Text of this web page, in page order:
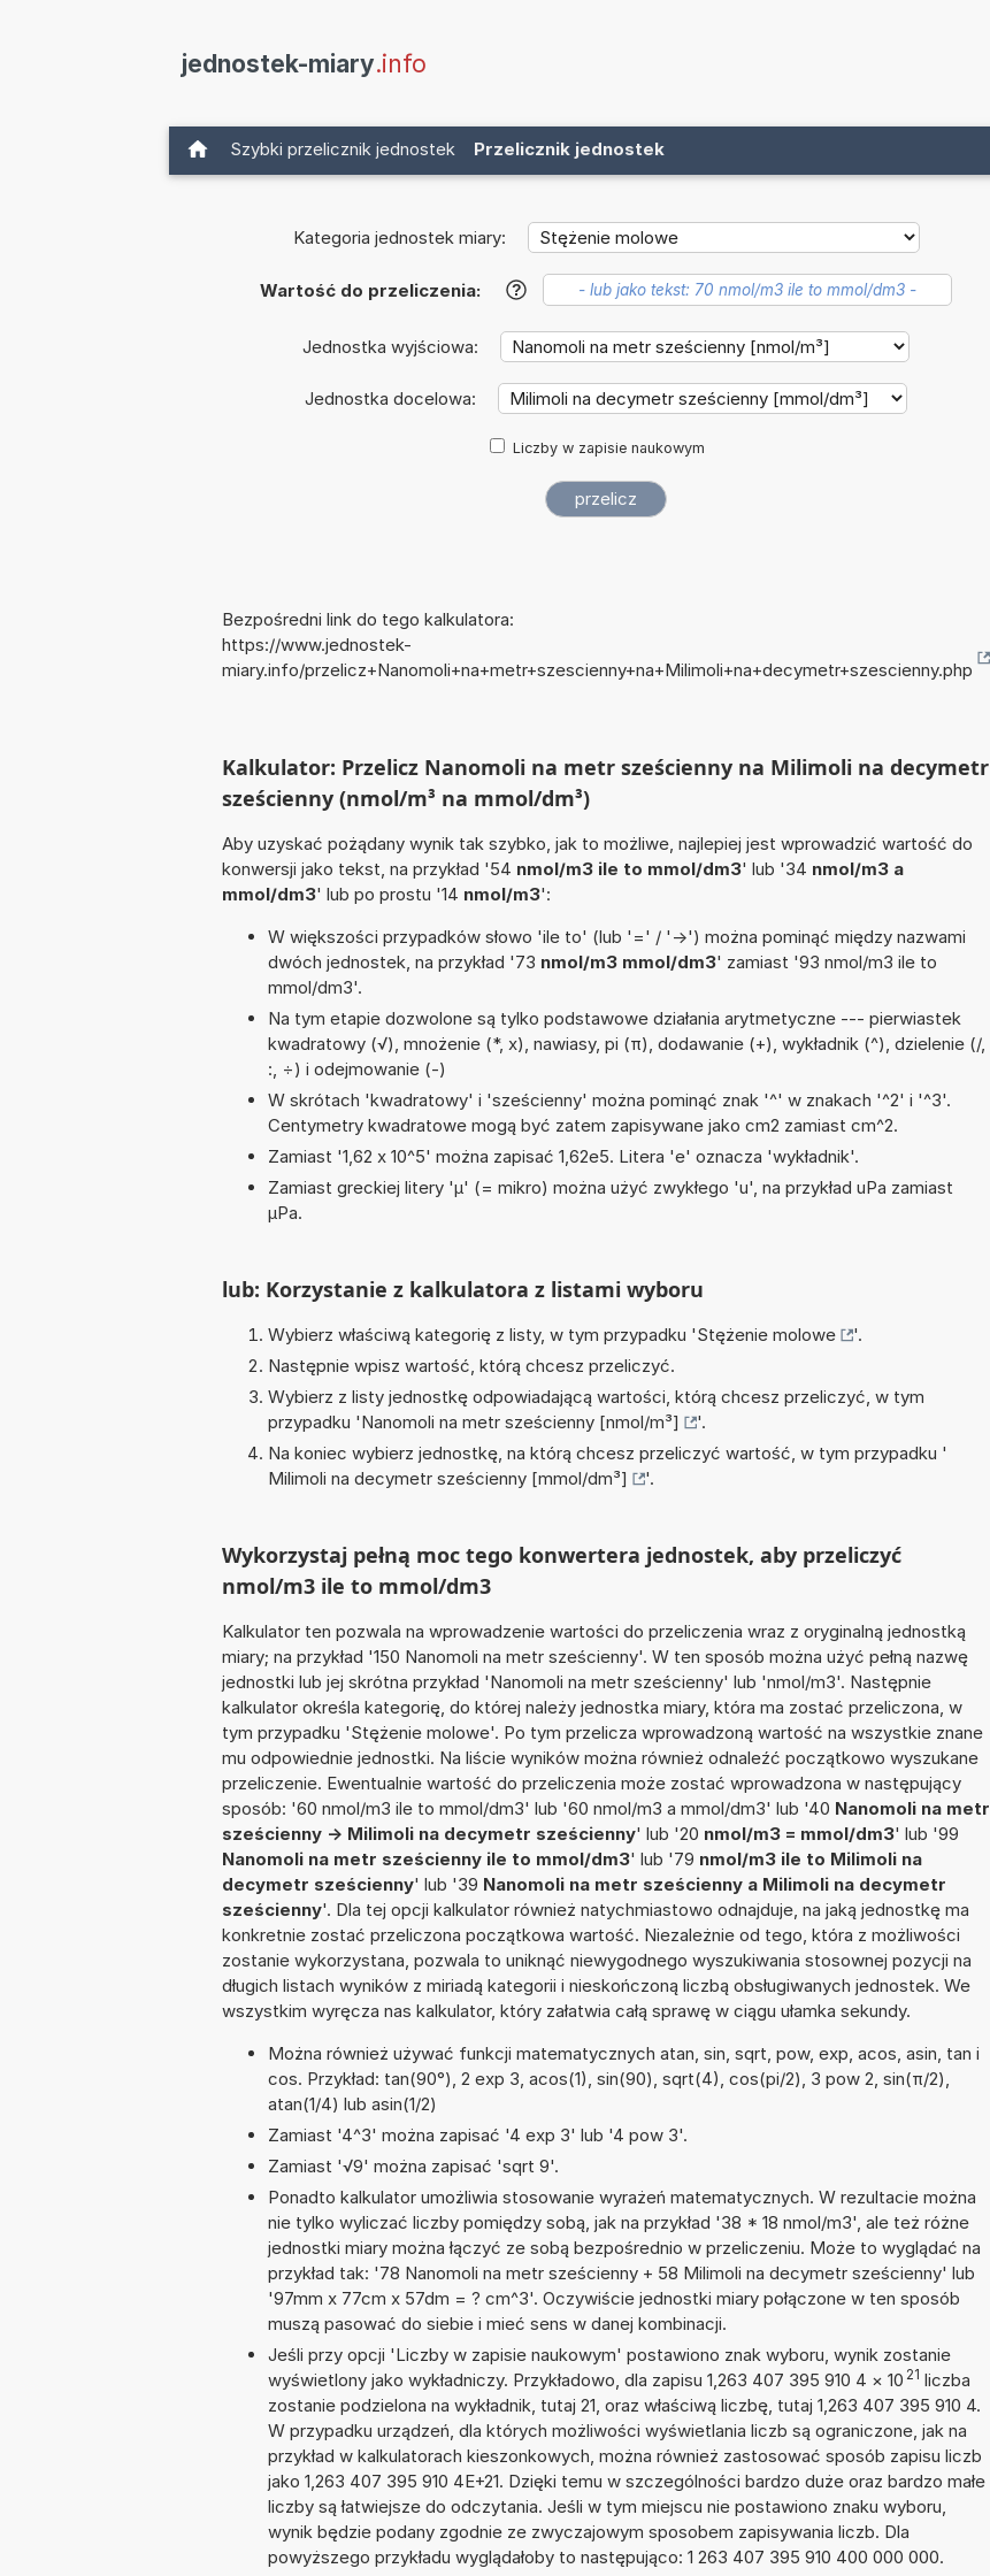
jednostek-miary.info
Szybki przelicznik jednostek Przelicznik jednostek
Kategoria jednostek miary:
Wartość do przeliczenia: ?
Jednostka wyjściowa:
Jednostka docelowa:
Liczby w zapisie naukowym
Bezpośredni link do tego kalkulatora:
https://www.jednostek-
miary.info/przelicz+Nanomoli+na+metr+szescienny+na+Milimoli+na+decymetr+szescienny.php
Kalkulator: Przelicz Nanomoli na metr sześcienny na Milimoli na decymetr
sześcienny (nmol/m³ na mmol/dm³)
Aby uzyskać pożądany wynik tak szybko, jak to możliwe, najlepiej jest wprowadzić wartość do
konwersji jako tekst, na przykład '54 nmol/m3 ile to mmol/dm3' lub '34 nmol/m3 a
mmol/dm3' lub po prostu '14 nmol/m3':
W większości przypadków słowo 'ile to' (lub '=' / '->') można pominąć między nazwami
dwóch jednostek, na przykład '73 nmol/m3 mmol/dm3' zamiast '93 nmol/m3 ile to
mmol/dm3'.
Na tym etapie dozwolone są tylko podstawowe działania arytmetyczne --- pierwiastek
kwadratowy (√), mnożenie (*, x), nawiasy, pi (π), dodawanie (+), wykładnik (^), dzielenie (/,
:, ÷) i odejmowanie (-)
W skrótach 'kwadratowy' i 'sześcienny' można pominąć znak '^' w znakach '^2' i '^3'.
Centymetry kwadratowe mogą być zatem zapisywane jako cm2 zamiast cm^2.
Zamiast '1,62 x 10^5' można zapisać 1,62e5. Litera 'e' oznacza 'wykładnik'.
Zamiast greckiej litery 'µ' (= mikro) można użyć zwykłego 'u', na przykład uPa zamiast
µPa.
lub: Korzystanie z kalkulatora z listami wyboru
Wybierz właściwą kategorię z listy, w tym przypadku 'Stężenie molowe
'.
Następnie wpisz wartość, którą chcesz przeliczyć.
Wybierz z listy jednostkę odpowiadającą wartości, którą chcesz przeliczyć, w tym
przypadku 'Nanomoli na metr sześcienny [nmol/m³]
'.
Na koniec wybierz jednostkę, na którą chcesz przeliczyć wartość, w tym przypadku '
Milimoli na decymetr sześcienny [mmol/dm³]
'.
Wykorzystaj pełną moc tego konwertera jednostek, aby przeliczyć
nmol/m3 ile to mmol/dm3
Kalkulator ten pozwala na wprowadzenie wartości do przeliczenia wraz z oryginalną jednostką
miary; na przykład '150 Nanomoli na metr sześcienny'. W ten sposób można użyć pełną nazwę
jednostki lub jej skrótna przykład 'Nanomoli na metr sześcienny' lub 'nmol/m3'. Następnie
kalkulator określa kategorię, do której należy jednostka miary, która ma zostać przeliczona, w
tym przypadku 'Stężenie molowe'. Po tym przelicza wprowadzoną wartość na wszystkie znane
mu odpowiednie jednostki. Na liście wyników można również odnaleźć początkowo wyszukane
przeliczenie. Ewentualnie wartość do przeliczenia może zostać wprowadzona w następujący
sposób: '60 nmol/m3 ile to mmol/dm3' lub '60 nmol/m3 a mmol/dm3' lub '40 Nanomoli na metr
sześcienny -> Milimoli na decymetr sześcienny' lub '20 nmol/m3 = mmol/dm3' lub '99
Nanomoli na metr sześcienny ile to mmol/dm3' lub '79 nmol/m3 ile to Milimoli na
decymetr sześcienny' lub '39 Nanomoli na metr sześcienny a Milimoli na decymetr
sześcienny'. Dla tej opcji kalkulator również natychmiastowo odnajduje, na jaką jednostkę ma
konkretnie zostać przeliczona początkowa wartość. Niezależnie od tego, która z możliwości
zostanie wykorzystana, pozwala to uniknąć niewygodnego wyszukiwania stosownej pozycji na
długich listach wyników z miriadą kategorii i nieskończoną liczbą obsługiwanych jednostek. We
wszystkim wyręcza nas kalkulator, który załatwia całą sprawę w ciągu ułamka sekundy.
Można również używać funkcji matematycznych atan, sin, sqrt, pow, exp, acos, asin, tan i
cos. Przykład: tan(90°), 2 exp 3, acos(1), sin(90), sqrt(4), cos(pi/2), 3 pow 2, sin(π/2),
atan(1/4) lub asin(1/2)
Zamiast '4^3' można zapisać '4 exp 3' lub '4 pow 3'.
Zamiast '√9' można zapisać 'sqrt 9'.
Ponadto kalkulator umożliwia stosowanie wyrażeń matematycznych. W rezultacie można
nie tylko wyliczać liczby pomiędzy sobą, jak na przykład '38 * 18 nmol/m3', ale też różne
jednostki miary można łączyć ze sobą bezpośrednio w przeliczeniu. Może to wyglądać na
przykład tak: '78 Nanomoli na metr sześcienny + 58 Milimoli na decymetr sześcienny' lub
'97mm x 77cm x 57dm = ? cm^3'. Oczywiście jednostki miary połączone w ten sposób
muszą pasować do siebie i mieć sens w danej kombinacji.
Jeśli przy opcji 'Liczby w zapisie naukowym' postawiono znak wyboru, wynik zostanie
wyświetlony jako wykładniczy. Przykładowo, dla zapisu 1,263 407 395 910 4 × 10 21 liczba
zostanie podzielona na wykładnik, tutaj 21, oraz właściwą liczbę, tutaj 1,263 407 395 910 4.
W przypadku urządzeń, dla których możliwości wyświetlania liczb są ograniczone, jak na
przykład w kalkulatorach kieszonkowych, można również zastosować sposób zapisu liczb
jako 1,263 407 395 910 4E+21. Dzięki temu w szczególności bardzo duże oraz bardzo małe
liczby są łatwiejsze do odczytania. Jeśli w tym miejscu nie postawiono znaku wyboru,
wynik będzie podany zgodnie ze zwyczajowym sposobem zapisywania liczb. Dla
powyższego przykładu wyglądałoby to następująco: 1 263 407 395 910 400 000 000.